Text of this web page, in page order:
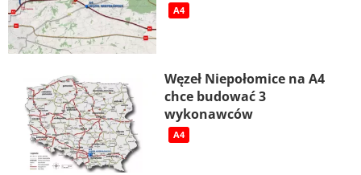
A4
Węzeł Niepołomice na A4
chce budować 3
wykonawców
A4